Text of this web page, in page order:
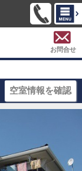
お問合せ
空室情報を確認